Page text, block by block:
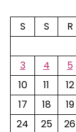
S S R
3
4 5
10
11 12
17
18 19
24
25 26